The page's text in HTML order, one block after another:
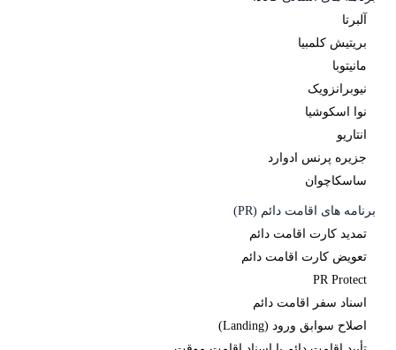
آلبرتا
بریتیش کلمبیا
مانیتوبا
نیوبرانزویک
نوا اسکوشیا
انتاریو
جزیره پرنس ادوارد
ساسکاچوان
برنامه های اقامت دائم (PR)
تمدید کارت اقامت دائم
تعویض کارت اقامت دائم
PR Protect
اسناد سفر اقامت دائم
اصلاح سوابق ورود (Landing)